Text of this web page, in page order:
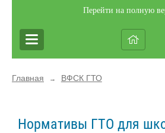
Перейти на полную
Главная → ВФСК ГТО
Нормативы ГТО для